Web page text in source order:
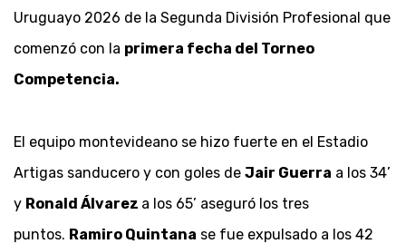
Uruguayo 2026 de la Segunda División Profesional que
comenzó con la primera fecha del Torneo
Competencia.
El equipo montevideano se hizo fuerte en el Estadio
Artigas sanducero y con goles de Jair Guerra a los 34’
y Ronald Álvarez a los 65’ aseguró los tres
puntos. Ramiro Quintana se fue expulsado a los 42